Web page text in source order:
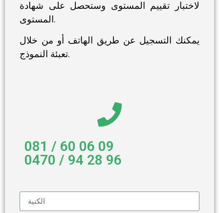
لاختبار تقييم المستوى وستحصل على شهادة
المستوى.
يمكنك التسجيل عن طريق الهاتف أو من خلال
تعبئة النموذج.
081 / 60 06 09
0470 / 94 28 96